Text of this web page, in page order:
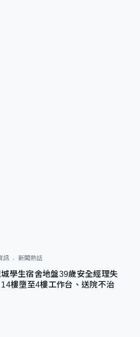
訊 新聞熱話
城學生宿舍地盤39歲安全經理失
樓墮至4樓工作台、送院不治